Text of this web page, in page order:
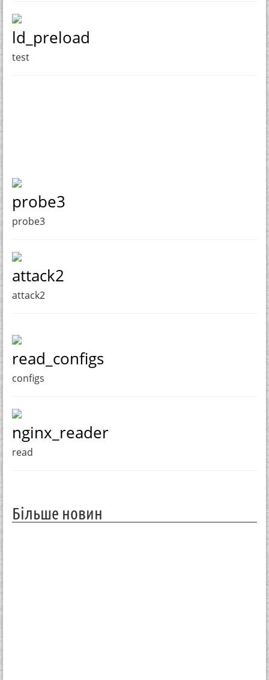
ld_preload
test
probe3
probe3
attack2
attack2
read_configs
configs
nginx_reader
read
Більше новин